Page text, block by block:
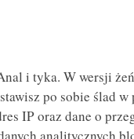
i tyka. W wersji
po sobie ślad w
IP oraz dane o